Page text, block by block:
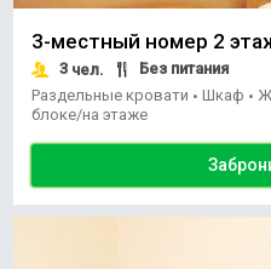
3-местный номер 2
3 чел.
Без питания
Раздельные кровати • Шкаф •
блоке/на этаже